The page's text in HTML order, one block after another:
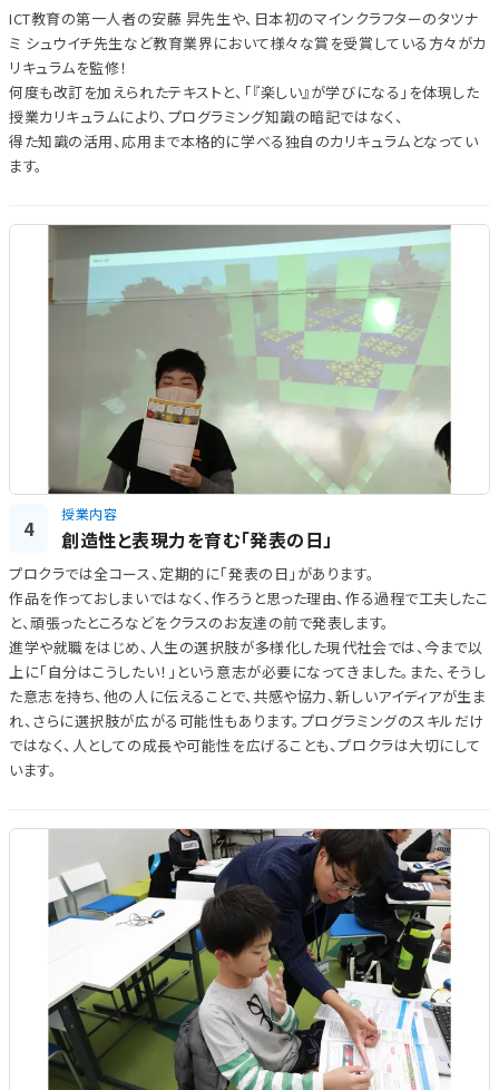
ICT教育の第一人者の安藤 昇先生や、日本初のマインクラフターのタツナ
ミ シュウイチ先生など教育業界において様々な賞を受賞している方々がカ
リキュラムを監修！
何度も改訂を加えられたテキストと、「『楽しい』が学びになる」を体現した
授業カリキュラムにより、プログラミング知識の暗記ではなく、
得た知識の活用、応用まで本格的に学べる独自のカリキュラムとなってい
ます。
4
授業内容
創造性と表現力を育む「発表の日」
プロクラでは全コース、定期的に「発表の日」があります。
作品を作っておしまいではなく、作ろうと思った理由、作る過程で工夫したこ
と、頑張ったところなどをクラスのお友達の前で発表します。
進学や就職をはじめ、人生の選択肢が多様化した現代社会では、今まで以
上に「自分はこうしたい！」という意志が必要になってきました。また、そうし
た意志を持ち、他の人に伝えることで、共感や協力、新しいアイディアが生ま
れ、さらに選択肢が広がる可能性もあります。プログラミングのスキルだけ
ではなく、人としての成長や可能性を広げることも、プロクラは大切にして
います。